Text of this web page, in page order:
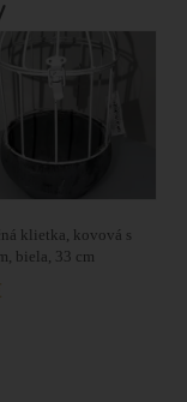
klietka, kovová s
biela, 33 cm